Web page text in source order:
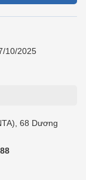
10/2025
68 Dương